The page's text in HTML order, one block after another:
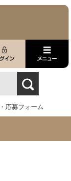
応募フォーム